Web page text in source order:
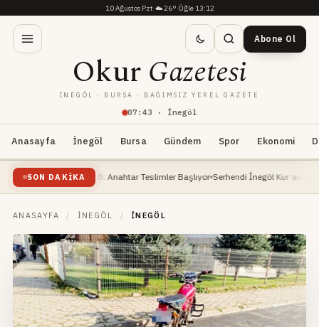
10 Ağustos Pzt·☁️26°·Öğle 13:12
07: 43 · İnegöl
OkurGazetesi
İNEGÖL · BURSA · BAĞIMSIZ YEREL GAZETE
Abone Ol
Anasayfa İnegöl Bursa Gündem Spor Ekonomi
SON DAKIKA
Hedefi: Anahtar Teslimler Başlıyor Serhendi İnegöl Kur’an Kursları Yaz
ANASAYFA / İNEGÖL / İNEGÖL